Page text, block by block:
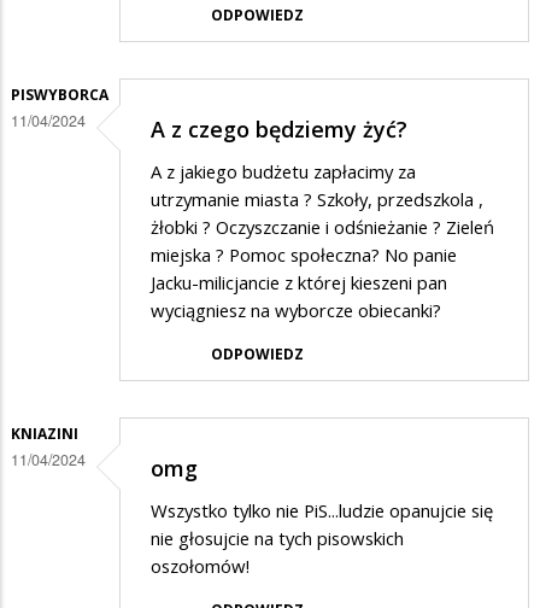
ODPOWIEDZ
PISWYBORCA
11/04/2024 A z czego będziemy żyć?
A z jakiego budżetu zapłacimy za
utrzymanie miasta ? Szkoły, przedszkola ,
żłobki ? Oczyszczanie i odśnieżanie ? Zieleń
miejska ? Pomoc społeczna? No panie
Jacku-milicjancie z której kieszeni pan
wyciągniesz na wyborcze obiecanki?
ODPOWIEDZ
KNIAZINI
11/04/2024 omg
Wszystko tylko nie PiS...ludzie opanujcie się
nie głosujcie na tych pisowskich
oszołomów!